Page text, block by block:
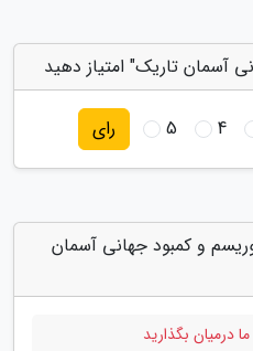
آسمان تاریک" امتیاز دهید
4
5 رای
و کمبود جهانی آسمان
درمیان بگذارید